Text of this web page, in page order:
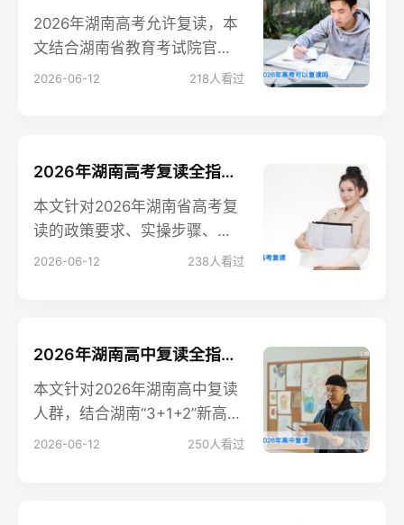
2026年湖南高考允许复读，本
文结合湖南省教育考试院官方
政策，详解复读的实操步骤、
2026-06-12 218 人看过
2026年湖南高考复读全指南 政策要求与实操路径解析
本文针对2026年湖南省高考复
读的政策要求、实操步骤、公
办民办选择对比及常见问题进
2026-06-12 238 人看过
2026年湖南高中复读全指南 政策解读择校规划提分策略一站式解析
本文针对2026年湖南高中复读
人群，结合湖南“3+1+2”新高考
政策，解读复读资格、学籍处
2026-06-12 250人看过